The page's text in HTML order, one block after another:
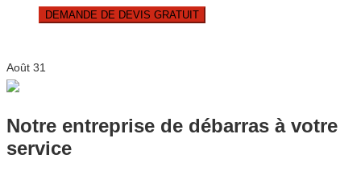
DEMANDE DE DEVIS GRATUIT
Août 31
Notre entreprise de débarras à votre
service